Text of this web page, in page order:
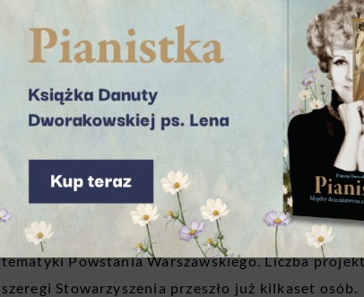
oddziałów powstańczych w licznych
Parasol, Czata 49 i Pięść.
Jest autorem licznych publikacji i artykułów z
Budowany przez niego przez kilka dekad zbiór
jest jednym z największych na świecie,
Bogdan Bednarczyk był jednym ze
Działające następnie formalnie jako
współprowadzone od początku przez Bogdana
tematyki Powstania Warszawskiego. Liczba
szeregi Stowarzyszenia przeszło już kilkaset osób.